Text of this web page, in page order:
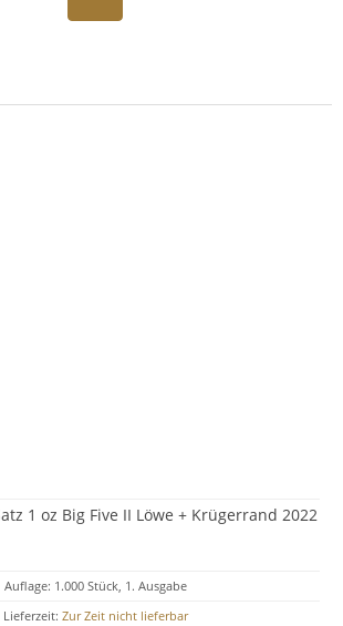
1 oz Big Five II Löwe + Krügerrand 2022
Auflage: 1.000 Stück, 1. Ausgabe
Lieferzeit: Zur Zeit nicht lieferbar